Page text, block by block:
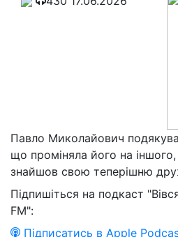
Павло Миколайович
що проміняла його на
знайшов свою теперішню
Підпишіться на подкаст
FM":
Підписатись в Apple